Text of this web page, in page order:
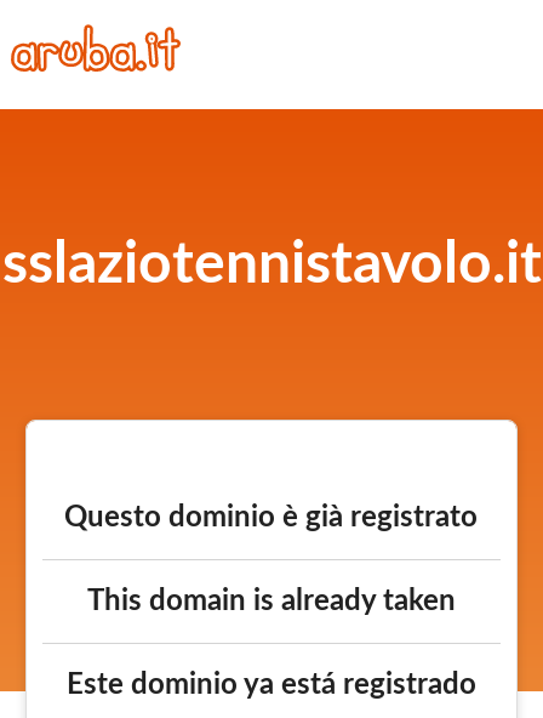
sslaziotennistavolo.it
Questo dominio è già registrato
This domain is already taken
Este dominio ya está registrado